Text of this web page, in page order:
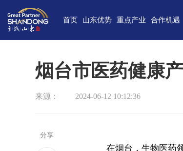
首页 山东优势
独特的区位优势
雄厚的经济基础
完备的产业体系
蓬勃的海洋经济
重点产业
新一代信息技术 高端装备
新能源 新材料
现代海洋 医养健康
高端化工 现代高效农业
合作机遇
合作项目
重点外资项目跟踪
烟台市医药健康
来源： 2024-06-12 10:12:36
在烟台，生物医药
分享